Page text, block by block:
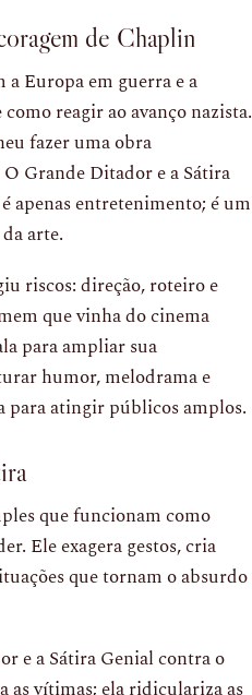
de Chaplin
Europa em guerra e a
reagir ao avanço nazista.
fazer uma obra
Grande Ditador e a Sátira
apenas entretenimento; é um
arte.
riscos: direção, roteiro e
que vinha do cinema
para ampliar sua
humor, melodrama e
atingir públicos amplos.
que funcionam como
Ele exagera gestos, cria
que tornam o absurdo
e a Sátira Genial contra o